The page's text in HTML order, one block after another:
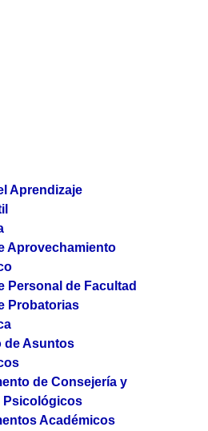
Aprendizaje
Aprovechamiento
Personal de Facultad
Probatorias
de Asuntos
de Consejería y
Psicológicos
Académicos